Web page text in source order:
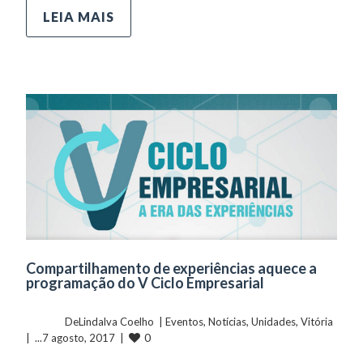
LEIA MAIS
Compartilhamento de experiências aquece a
programação do V Ciclo Empresarial
	    	DeLindalva Coelho  |
Eventos, Notícias, Unidades, Vitória
|  ...7 agosto, 2017  |
0